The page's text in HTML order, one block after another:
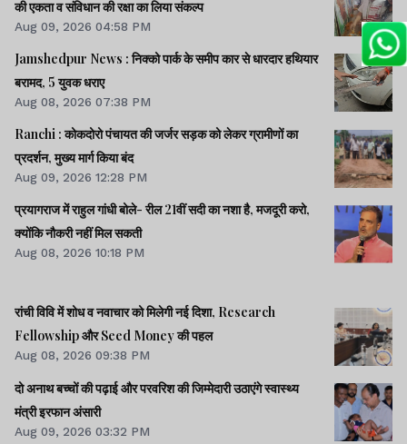
की एकता व संविधान की रक्षा का लिया संकल्प
Aug 09, 2026 04:58 PM
Jamshedpur News : निक्को पार्क के समीप कार से धारदार हथियार
बरामद, 5 युवक धराए
Aug 08, 2026 07:38 PM
Ranchi : कोकदोरो पंचायत की जर्जर सड़क को लेकर ग्रामीणों का
प्रदर्शन, मुख्य मार्ग किया बंद
Aug 09, 2026 12:28 PM
प्रयागराज में राहुल गांधी बोले- रील 21वीं सदी का नशा है, मजदूरी करो,
क्योंकि नौकरी नहीं मिल सकती
Aug 08, 2026 10:18 PM
रांची विवि में शोध व नवाचार को मिलेगी नई दिशा, Research
Fellowship और Seed Money की पहल
Aug 08, 2026 09:38 PM
दो अनाथ बच्चों की पढ़ाई और परवरिश की जिम्मेदारी उठाएंगे स्वास्थ्य
मंत्री इरफान अंसारी
Aug 09, 2026 03:32 PM